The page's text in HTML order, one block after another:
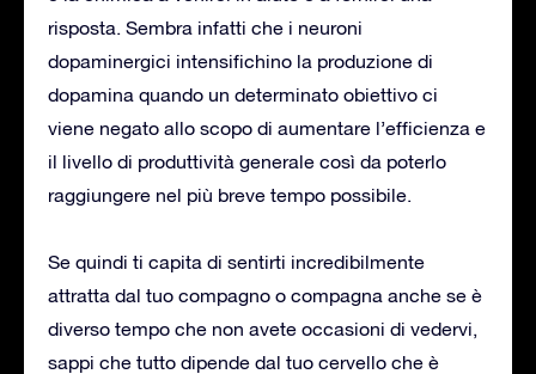
risposta. Sembra infatti che i neuroni
dopaminergici intensifichino la produzione di
dopamina quando un determinato obiettivo ci
viene negato allo scopo di aumentare l’efficienza e
il livello di produttività generale così da poterlo
raggiungere nel più breve tempo possibile.
Se quindi ti capita di sentirti incredibilmente
attratta dal tuo compagno o compagna anche se è
diverso tempo che non avete occasioni di vedervi,
sappi che tutto dipende dal tuo cervello che è